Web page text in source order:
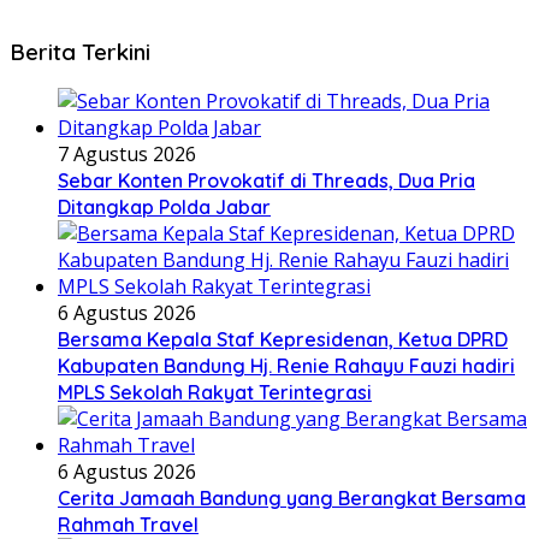
Berita Terkini
7 Agustus 2026
Sebar Konten Provokatif di Threads, Dua Pria
Ditangkap Polda Jabar
6 Agustus 2026
Bersama Kepala Staf Kepresidenan, Ketua DPRD
Kabupaten Bandung Hj. Renie Rahayu Fauzi hadiri
MPLS Sekolah Rakyat Terintegrasi
6 Agustus 2026
Cerita Jamaah Bandung yang Berangkat Bersama
Rahmah Travel